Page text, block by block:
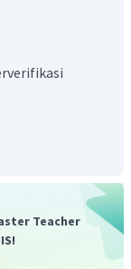
36 digunakan
atom 53,
diagram orbital
elektron
Teacher